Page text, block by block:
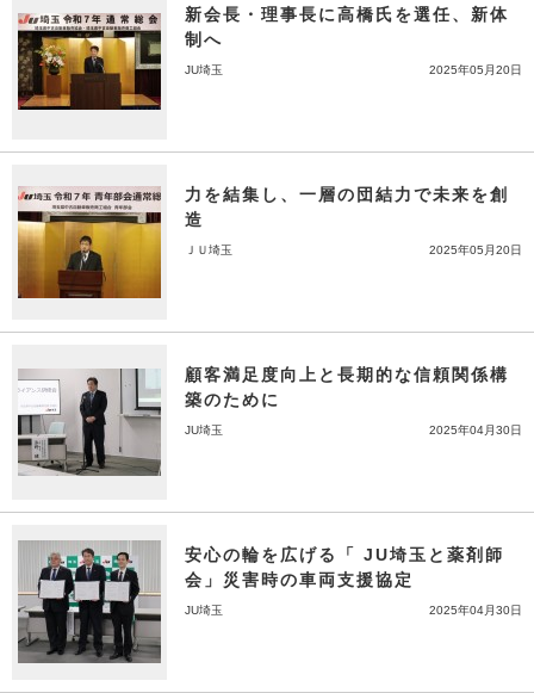
新会長・理事長に高橋氏を選任、新体
制へ
JU埼玉 2025年05月20日
力を結集し、一層の団結力で未来を創
造
ＪＵ埼玉 2025年05月20日
顧客満足度向上と長期的な信頼関係構
築のために
JU埼玉 2025年04月30日
安心の輪を広げる「 JU埼玉と薬剤師
会」災害時の車両支援協定
JU埼玉 2025年04月30日